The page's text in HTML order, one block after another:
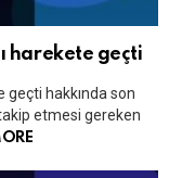
harekete geçti
geçti hakkında son
etmesi gereken